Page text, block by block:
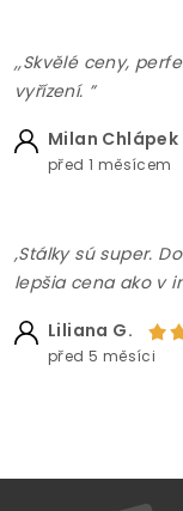
,,Skvělé ceny,
vyřízení. ”
Milan Chlápek
před 1 měsícem
,Stálky sú super.
lepšia cena ako v
Liliana G.
před 5 měsíci